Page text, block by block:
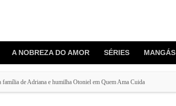
A NOBREZA DO AMOR SÉRIES MANGÁS
família de Adriana e humilha Otoniel em Quem Ama Cuida